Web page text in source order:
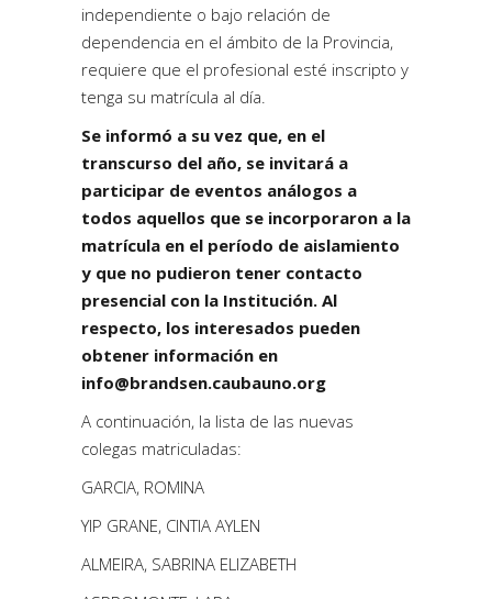
independiente o bajo relación de
dependencia en el ámbito de la Provincia,
requiere que el profesional esté inscripto y
tenga su matrícula al día.
Se informó a su vez que, en el
transcurso del año, se invitará a
participar de eventos análogos a
todos aquellos que se incorporaron a la
matrícula en el período de aislamiento
y que no pudieron tener contacto
presencial con la Institución. Al
respecto, los interesados pueden
obtener información en
info@brandsen.caubauno.org
A continuación, la lista de las nuevas
colegas matriculadas:
GARCIA, ROMINA
YIP GRANE, CINTIA AYLEN
ALMEIRA, SABRINA ELIZABETH